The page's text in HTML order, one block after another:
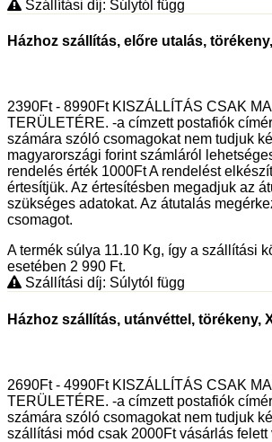
Szállítási díj: Súlytól függ
Házhoz szállítás, előre utalás,
2390Ft - 8990Ft KISZÁLLÍTÁS CSAK
TERÜLETÉRE. -a címzett postafiók
számára szóló csomagokat nem tudjuk
magyarországi forint számláról
rendelés érték 1000Ft A rendelést
értesítjük. Az értesítésben megadjuk az
szükséges adatokat. Az átutalás
csomagot.
A termék súlya 11.10 Kg, így a szállítási
esetében 2 990 Ft.
Szállítási díj: Súlytól függ
Házhoz szállítás, utánvéttel, törékeny,
2690Ft - 4990Ft KISZÁLLÍTÁS CSAK
TERÜLETÉRE. -a címzett postafiók
számára szóló csomagokat nem tudjuk
szállítási mód csak 2000Ft vásárlás felett